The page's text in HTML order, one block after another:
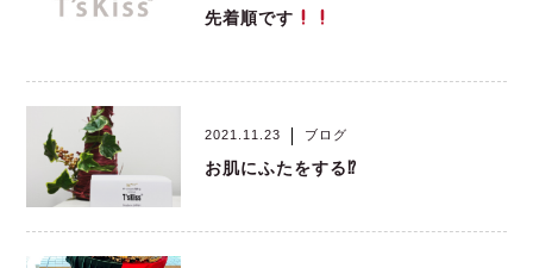
© 2023 T’s Kiss
先着順です
2021.11.23 ブログ
お肌にふたをする⁉︎